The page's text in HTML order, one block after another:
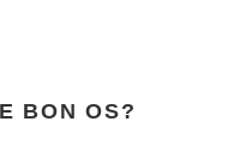
BON OS?